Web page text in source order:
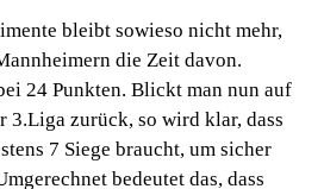
bleibt sowieso nicht mehr,
die Zeit davon.
24 Punkten. Blickt man nun auf
3.Liga zurück, so wird klar, dass
7 Siege braucht, um sicher
bedeutet das, dass